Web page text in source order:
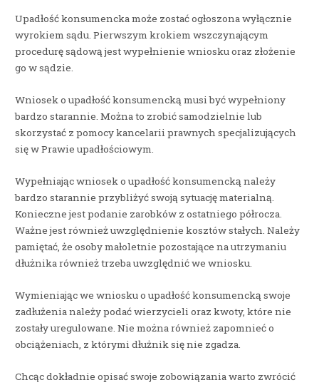
Upadłość konsumencka może zostać ogłoszona wyłącznie
wyrokiem sądu. Pierwszym krokiem wszczynającym
procedurę sądową jest wypełnienie wniosku oraz złożenie
go w sądzie.
Wniosek o upadłość konsumencką musi być wypełniony
bardzo starannie. Można to zrobić samodzielnie lub
skorzystać z pomocy kancelarii prawnych specjalizujących
się w Prawie upadłościowym.
Wypełniając wniosek o upadłość konsumencką należy
bardzo starannie przybliżyć swoją sytuację materialną.
Konieczne jest podanie zarobków z ostatniego półrocza.
Ważne jest również uwzględnienie kosztów stałych. Należy
pamiętać, że osoby małoletnie pozostające na utrzymaniu
dłużnika również trzeba uwzględnić we wniosku.
Wymieniając we wniosku o upadłość konsumencką swoje
zadłużenia należy podać wierzycieli oraz kwoty, które nie
zostały uregulowane. Nie można również zapomnieć o
obciążeniach, z którymi dłużnik się nie zgadza.
Chcąc dokładnie opisać swoje zobowiązania warto zwrócić